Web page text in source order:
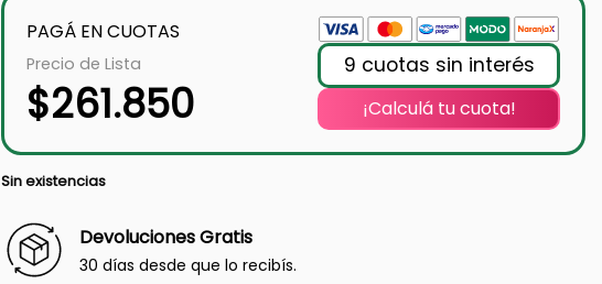
PAGÁ EN CUOTAS
Precio de Lista
$261.850
9 cuotas sin interés
¡Calculá tu cuota!
Sin existencias
Devoluciones Gratis
30 días desde que lo recibís.